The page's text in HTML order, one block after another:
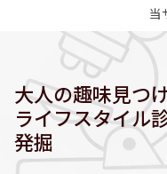
当
大人の趣味見つ
ライフスタイル
発掘